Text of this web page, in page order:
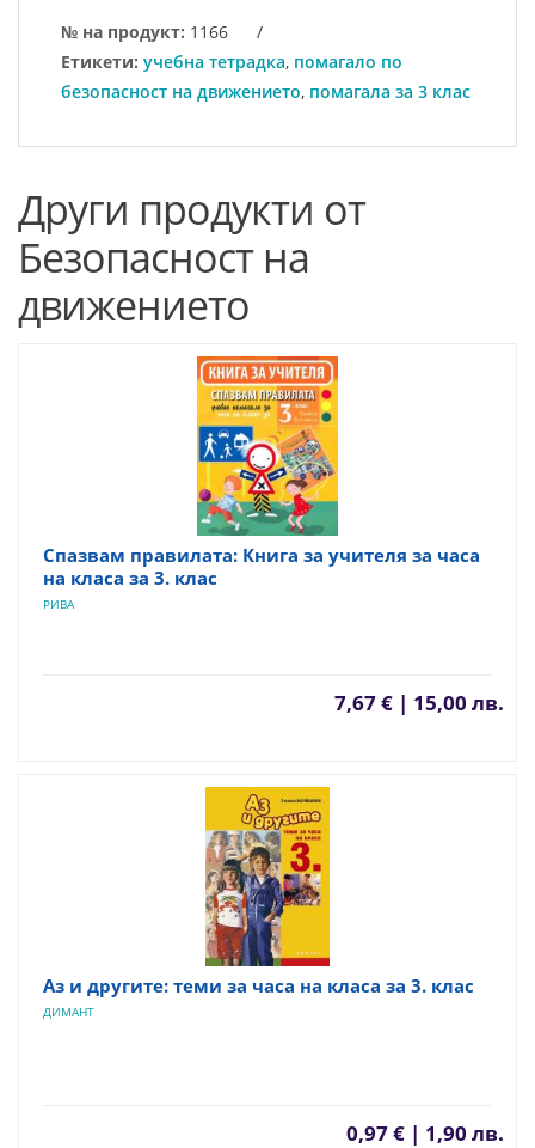
№ на продукт: 1166
/
Етикети: учебна тетрадка, помагало по
безопасност на движението, помагала за 3 клас
Други продукти от
Безопасност на
движението
Спазвам правилата: Книга за учителя за часа
на класа за 3. клас
РИВА
7,67 € | 15,00 лв.
Аз и другите: теми за часа на класа за 3. клас
ДИМАНТ
0,97 € | 1,90 лв.